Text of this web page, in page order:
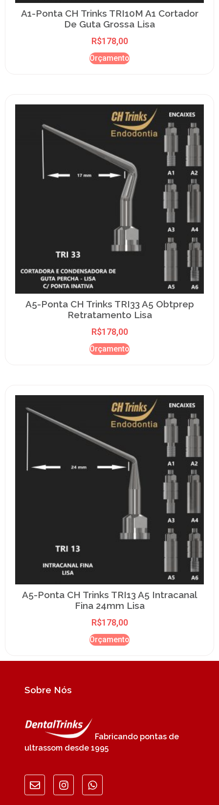
A1-Ponta CH Trinks TRI10M A1 Cortador
De Guta Grossa Lisa
R$178,00
Orçamento
A5-Ponta CH Trinks TRI33 A5 Obtprep
Retratamento Lisa
R$178,00
Orçamento
A5-Ponta CH Trinks TRI13 A5 Intracanal
Fina 24mm Lisa
R$178,00
Orçamento
Sobre Nós
Fabricando pontas de
ultrassom desde 1995